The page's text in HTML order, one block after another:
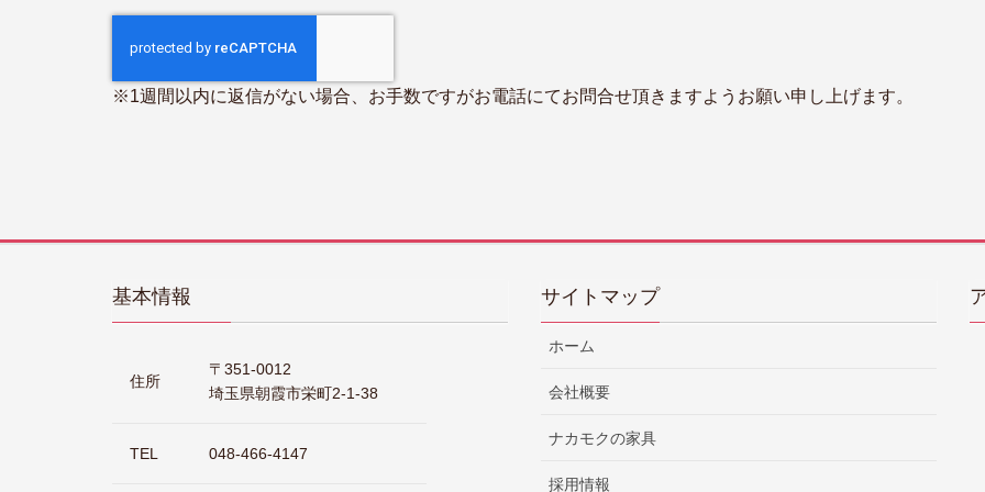
※1週間以内に返信がない場合、お手数ですがお電話にてお問合せ頂きますようお願い申し上げます。
基本情報
住所
〒351-0012
埼玉県朝霞市栄町2-1-38
TEL 048-466-4147
サイトマップ
ホーム
会社概要
ナカモクの家具
採用情報